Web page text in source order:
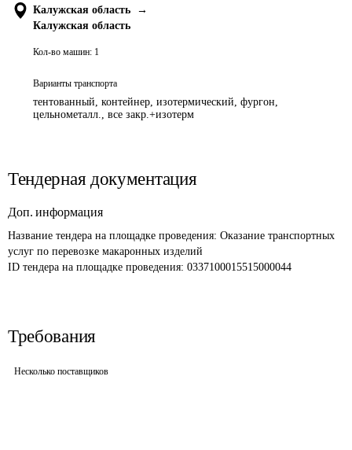
Калужская область
→
Калужская область
Кол-во машин: 1
Варианты транспорта
тентованный, контейнер, изотермический, фургон,
цельнометалл., все закр.+изотерм
Тендерная документация
Доп. информация
Название тендера на площадке проведения: Оказание транспортных
услуг по перевозке макаронных изделий
ID тендера на площадке проведения: 0337100015515000044
Требования
Несколько поставщиков